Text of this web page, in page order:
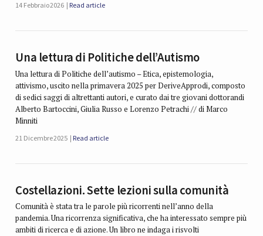
14 Febbraio 2026 Read article
Una lettura di Politiche dell’Autismo
Una lettura di Politiche dell’autismo – Etica, epistemologia,
attivismo, uscito nella primavera 2025 per DeriveApprodi, composto
di sedici saggi di altrettanti autori, e curato dai tre giovani dottorandi
Alberto Bartoccini, Giulia Russo e Lorenzo Petrachi // di Marco
Minniti
21 Dicembre 2025 Read article
Costellazioni. Sette lezioni sulla comunità
Comunità è stata tra le parole più ricorrenti nell’anno della
pandemia. Una ricorrenza significativa, che ha interessato sempre più
ambiti di ricerca e di azione. Un libro ne indaga i risvolti